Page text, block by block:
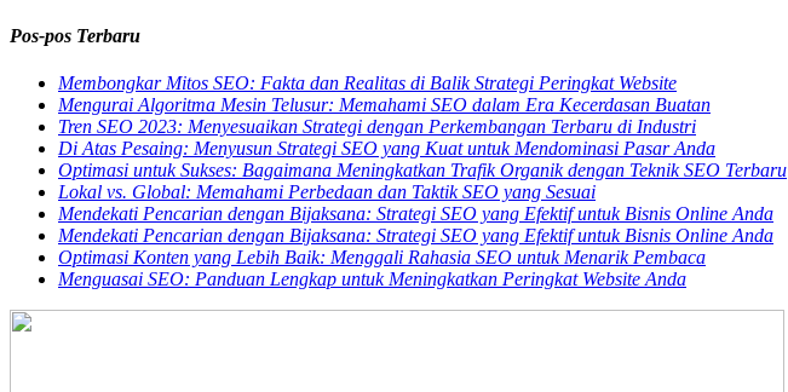
Pos-pos Terbaru
Membongkar Mitos SEO: Fakta dan Realitas di Balik Strategi Peringkat Website
Mengurai Algoritma Mesin Telusur: Memahami SEO dalam Era Kecerdasan Buatan
Tren SEO 2023: Menyesuaikan Strategi dengan Perkembangan Terbaru di Industri
Di Atas Pesaing: Menyusun Strategi SEO yang Kuat untuk Mendominasi Pasar Anda
Optimasi untuk Sukses: Bagaimana Meningkatkan Trafik Organik dengan Teknik SEO Terbaru
Lokal vs. Global: Memahami Perbedaan dan Taktik SEO yang Sesuai
Mendekati Pencarian dengan Bijaksana: Strategi SEO yang Efektif untuk Bisnis Online Anda
Mendekati Pencarian dengan Bijaksana: Strategi SEO yang Efektif untuk Bisnis Online Anda
Optimasi Konten yang Lebih Baik: Menggali Rahasia SEO untuk Menarik Pembaca
Menguasai SEO: Panduan Lengkap untuk Meningkatkan Peringkat Website Anda